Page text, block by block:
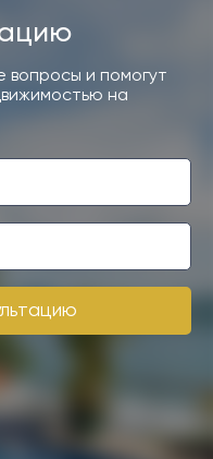
вопросы и помогут
на